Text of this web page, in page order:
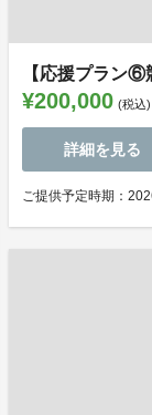
【応援プラン⑥
¥200,000 (税込)
詳細を見る
ご提供予定時期：